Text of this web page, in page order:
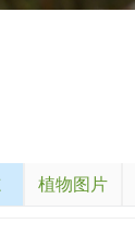
植物图片